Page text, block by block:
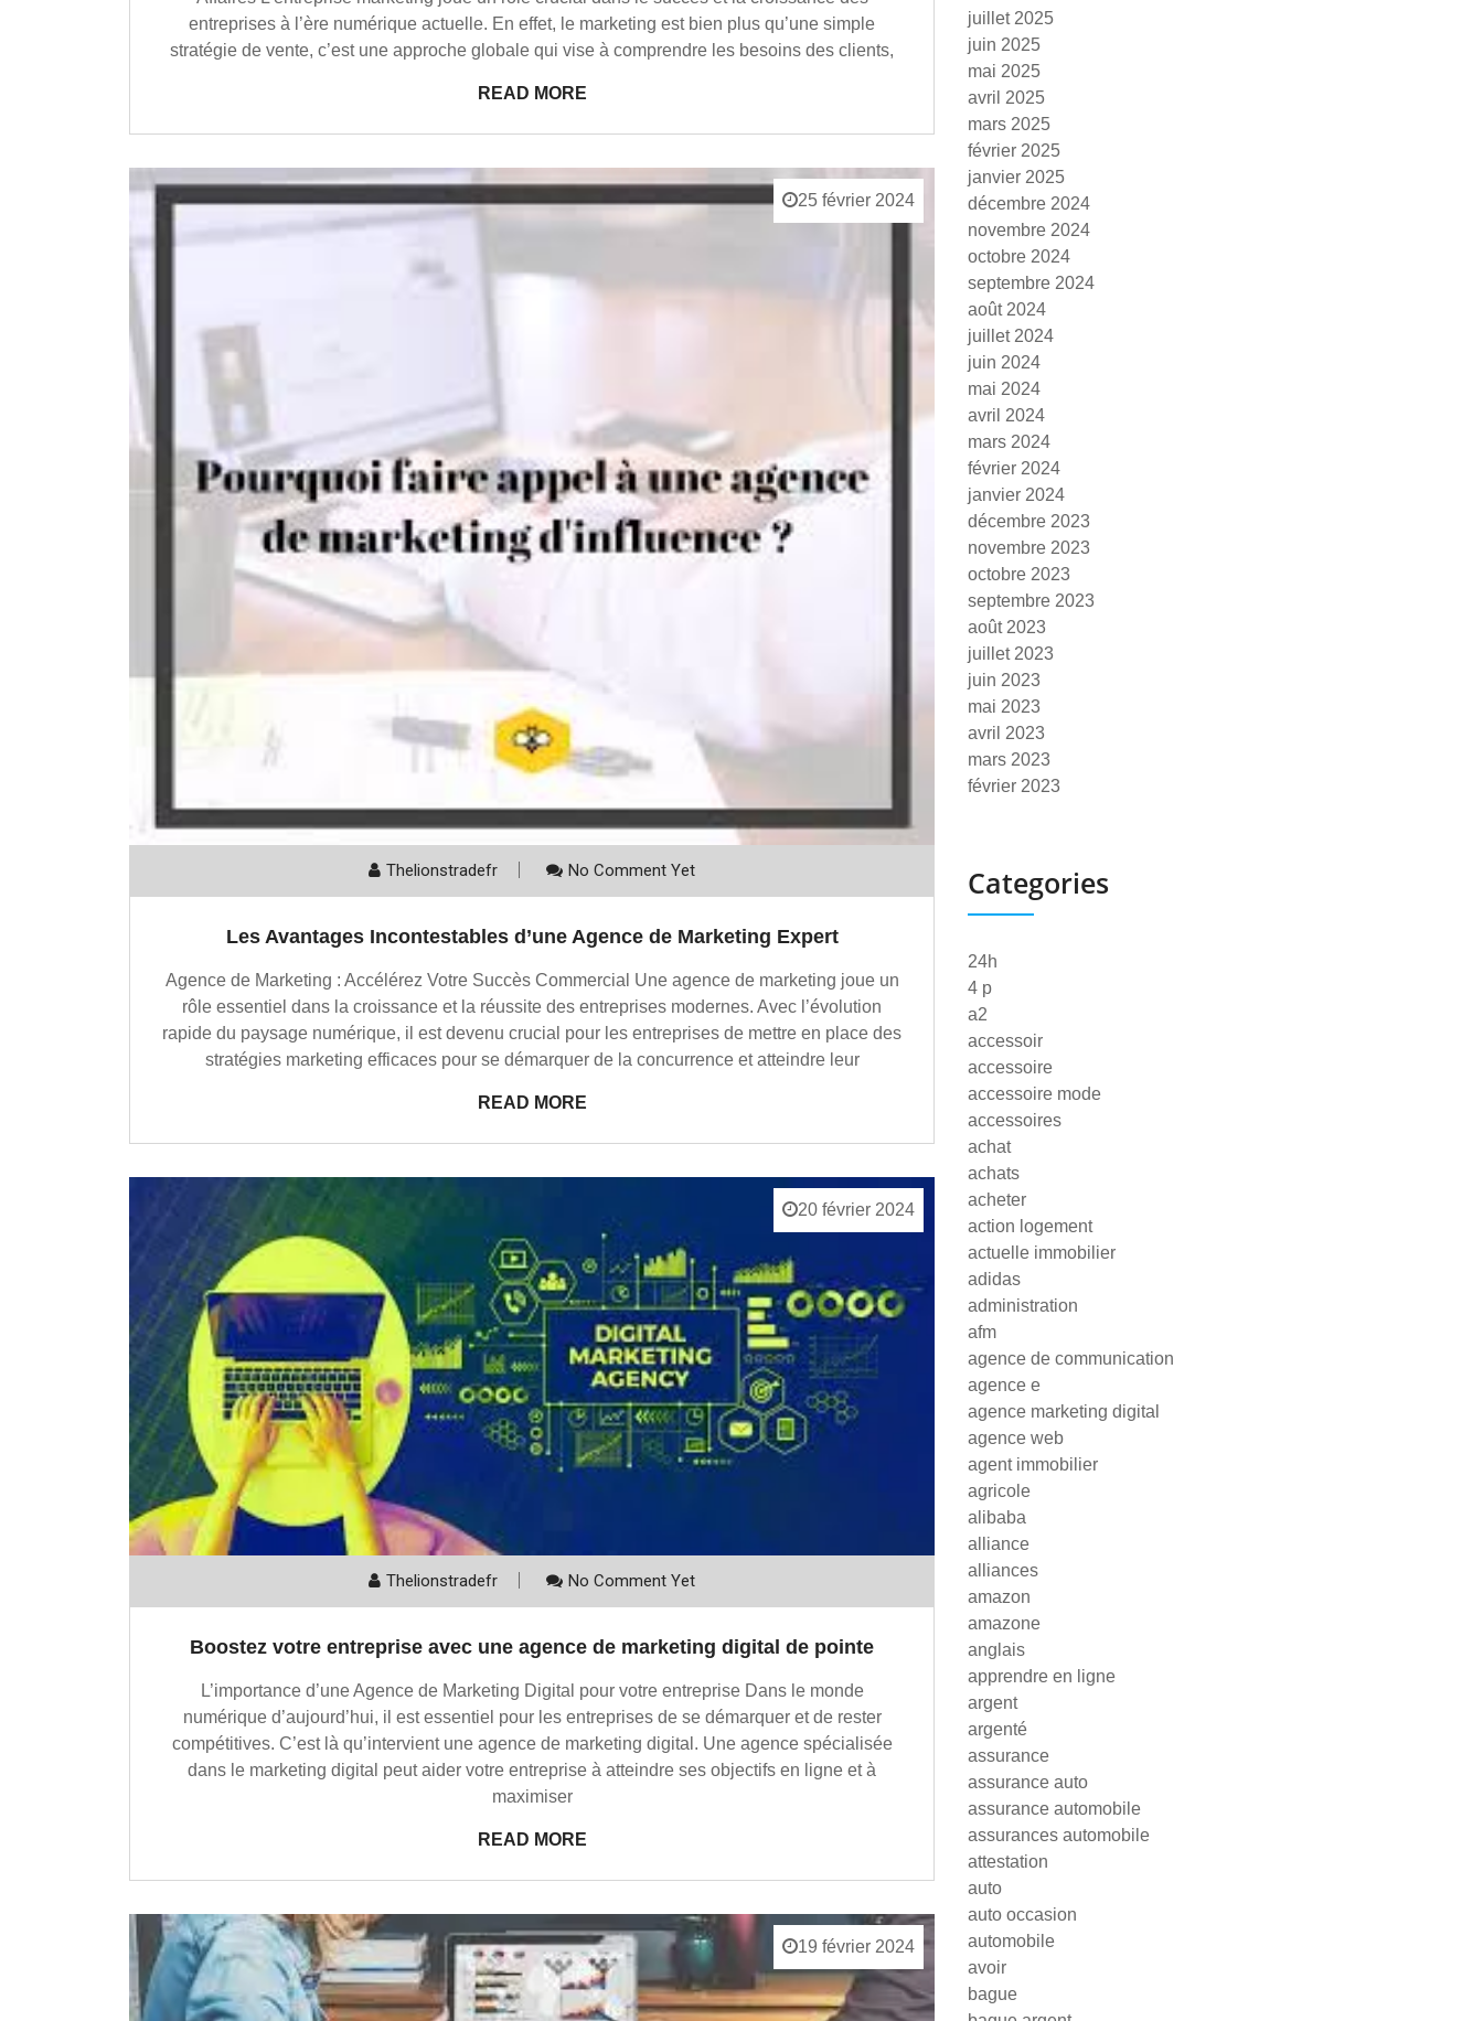
entreprises à l’ère numérique actuelle. En effet, le marketing est bien plus qu’une simple
stratégie de vente, c’est une approche globale qui vise à comprendre les besoins des clients,
READ MORE
25 février 2024
Thelionstradefr No Comment Yet
Les Avantages Incontestables d’une Agence de Marketing Expert
Agence de Marketing : Accélérez Votre Succès Commercial Une agence de marketing joue un
rôle essentiel dans la croissance et la réussite des entreprises modernes. Avec l’évolution
rapide du paysage numérique, il est devenu crucial pour les entreprises de mettre en place des
stratégies marketing efficaces pour se démarquer de la concurrence et atteindre leur
READ MORE
20 février 2024
Thelionstradefr No Comment Yet
Boostez votre entreprise avec une agence de marketing digital de pointe
L’importance d’une Agence de Marketing Digital pour votre entreprise Dans le monde
numérique d’aujourd’hui, il est essentiel pour les entreprises de se démarquer et de rester
compétitives. C’est là qu’intervient une agence de marketing digital. Une agence spécialisée
dans le marketing digital peut aider votre entreprise à atteindre ses objectifs en ligne et à
maximiser
READ MORE
19 février 2024
juillet 2025
juin 2025
mai 2025
avril 2025
mars 2025
février 2025
janvier 2025
décembre 2024
novembre 2024
octobre 2024
septembre 2024
août 2024
juillet 2024
juin 2024
mai 2024
avril 2024
mars 2024
février 2024
janvier 2024
décembre 2023
novembre 2023
octobre 2023
septembre 2023
août 2023
juillet 2023
juin 2023
mai 2023
avril 2023
mars 2023
février 2023
Categories
24h
4 p
a2
accessoir
accessoire
accessoire mode
accessoires
achat
achats
acheter
action logement
actuelle immobilier
adidas
administration
afm
agence de communication
agence e
agence marketing digital
agence web
agent immobilier
agricole
alibaba
alliance
alliances
amazon
amazone
anglais
apprendre en ligne
argent
argenté
assurance
assurance auto
assurance automobile
assurances automobile
attestation
auto
auto occasion
automobile
avoir
bague